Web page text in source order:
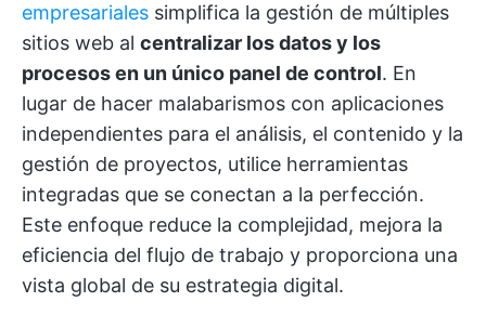
empresariales simplifica la gestión de múltiples
sitios web al centralizar los datos y los
procesos en un único panel de control. En
lugar de hacer malabarismos con aplicaciones
independientes para el análisis, el contenido y la
gestión de proyectos, utilice herramientas
integradas que se conectan a la perfección.
Este enfoque reduce la complejidad, mejora la
eficiencia del flujo de trabajo y proporciona una
vista global de su estrategia digital.